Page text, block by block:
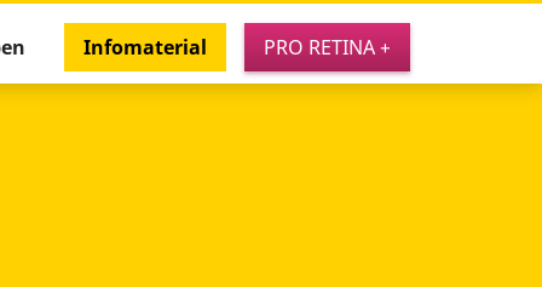
Infomaterial PRO RETINA +